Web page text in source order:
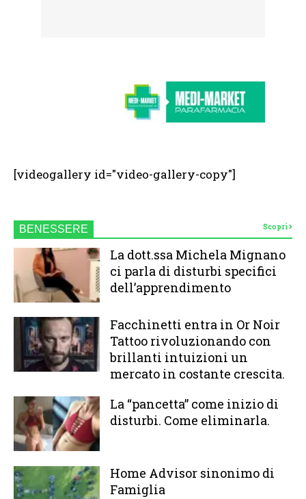
[videogallery id="video-gallery-copy"]
BENESSERE Scopri
La dott.ssa Michela Mignano
ci parla di disturbi specifici
dell’apprendimento
Facchinetti entra in Or Noir
Tattoo rivoluzionando con
brillanti intuizioni un
mercato in costante crescita.
La “pancetta” come inizio di
disturbi. Come eliminarla.
Home Advisor sinonimo di
Famiglia